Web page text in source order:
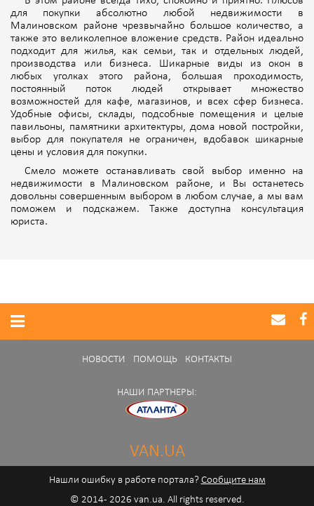
для покупки абсолютно любой недвижимости в
Малиновском районе чрезвычайно большое количество, а
также это великолепное вложение средств. Район идеально
подходит для жилья, как семьи, так и отдельных людей,
производства или бизнеса. Шикарные виды из окон в
любых уголках этого района, большая проходимость,
постоянный поток людей открывает множество
возможностей для кафе, магазинов, и всех сфер бизнеса.
Удобные офисы, склады, подсобные помещения и целые
павильоны, памятники архитектуры, дома новой постройки,
выбор для покупателя не ограничен, вдобавок шикарные
цены и условия для покупки.
Смело можете останавливать свой выбор именно на
недвижимости в Малиновском районе, и Вы останетесь
довольны совершенным выбором в любом случае, а мы вам
поможем и подскажем. Также доступна консультация
юриста.
НОВОСТИ ПОМОЩЬ КОНТАКТЫ
НАШИ ПАРТНЕРЫ:
VAN.UA
Нашли ошибку в работе портала? Сообщите нам
© 2014 - 2026 van.ua. All rights reserved.